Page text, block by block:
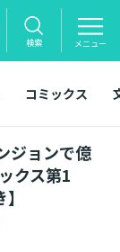
検索 メニュー
コミックス
ジョンで億
クス第1